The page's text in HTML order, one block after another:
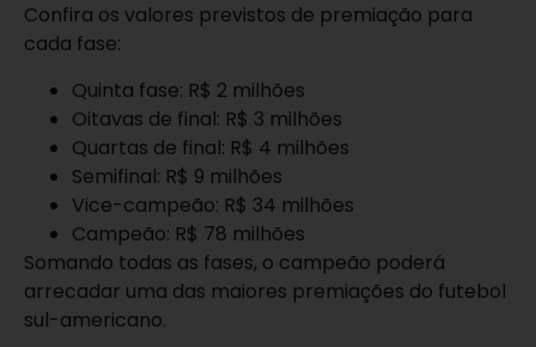
Confira os valores previstos de premiação para
cada fase:
Quinta fase: R$ 2 milhões
Oitavas de final: R$ 3 milhões
Quartas de final: R$ 4 milhões
Semifinal: R$ 9 milhões
Vice-campeão: R$ 34 milhões
Campeão: R$ 78 milhões
Somando todas as fases, o campeão poderá
arrecadar uma das maiores premiações do futebol
sul-americano.